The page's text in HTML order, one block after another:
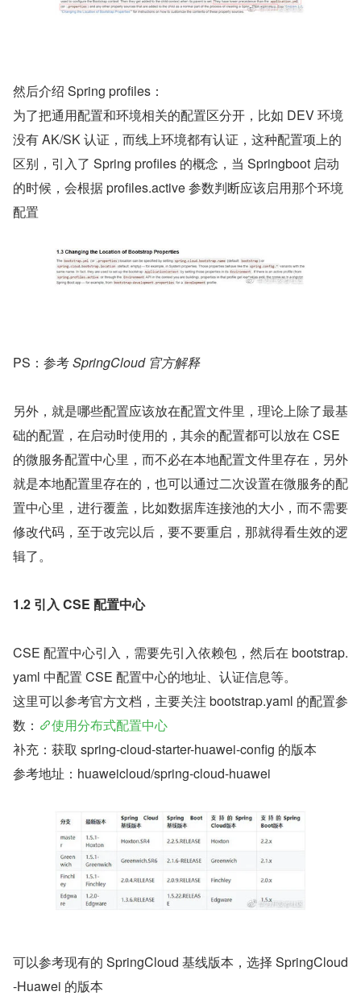
然后介绍 Spring profiles：
为了把通用配置和环境相关的配置区分开，比如 DEV 环境
没有 AK/SK 认证，而线上环境都有认证，这种配置项上的
区别，引入了 Spring profiles 的概念，当 Springboot 启动
的时候，会根据 profiles.active 参数判断应该启用那个环境
配置
PS：参考 SpringCloud 官方解释
另外，就是哪些配置应该放在配置文件里，理论上除了最基
础的配置，在启动时使用的，其余的配置都可以放在 CSE
的微服务配置中心里，而不必在本地配置文件里存在，另外
就是本地配置里存在的，也可以通过二次设置在微服务的配
置中心里，进行覆盖，比如数据库连接池的大小，而不需要
修改代码，至于改完以后，要不要重启，那就得看生效的逻
辑了。
1.2 引入 CSE 配置中心
CSE 配置中心引入，需要先引入依赖包，然后在 bootstrap.
yaml 中配置 CSE 配置中心的地址、认证信息等。
这里可以参考官方文档，主要关注 bootstrap.yaml 的配置参
数：
使用分布式配置中心
补充：获取 spring-cloud-starter-huawei-config 的版本
参考地址：huaweicloud/spring-cloud-huawei
​可以参考现有的 SpringCloud 基线版本，选择 SpringCloud
-Huawei 的版本